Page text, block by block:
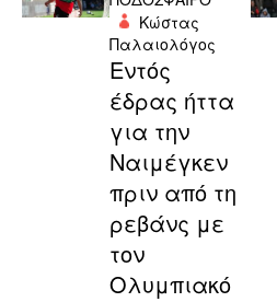
Κώστας
Παλαιολόγος
Εντός
έδρας ήττα
για την
Ναιμέγκεν
πριν από τη
ρεβάνς με
τον
Ολυμπιακό